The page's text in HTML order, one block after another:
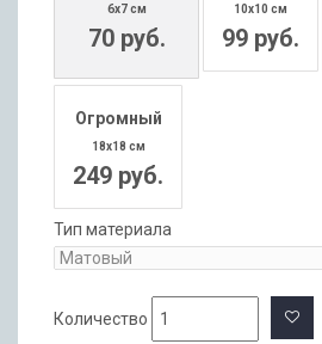
6x7 см
70 руб.
10x10 см
99 руб.
Огромный
18x18 см
249 руб.
Тип материала
Количество